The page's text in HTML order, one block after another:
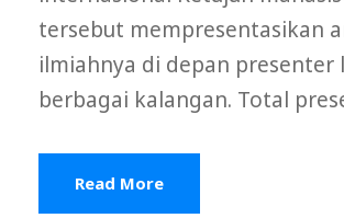
tersebut mempresentasikan
ilmiahnya di depan presenter
berbagai kalangan. Total
Read More